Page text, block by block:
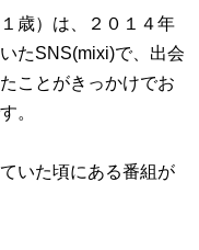
歳）は、２０１４年
たSNS(mixi)で、出会
ことがきっかけでお
。
いた頃にある番組が